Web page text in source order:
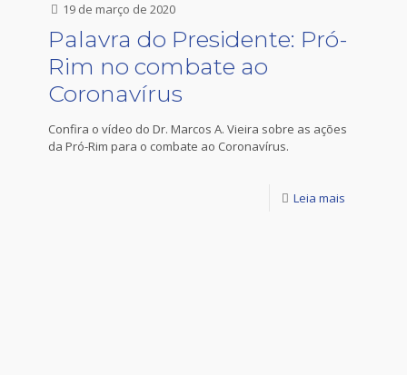
19 de março de 2020
Palavra do Presidente: Pró-
Rim no combate ao
Coronavírus
Confira o vídeo do Dr. Marcos A. Vieira sobre as ações
da Pró-Rim para o combate ao Coronavírus.
Leia mais